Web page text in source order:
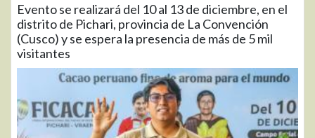
Evento se realizará del 10 al 13 de diciembre, en el
distrito de Pichari, provincia de La Convención
(Cusco) y se espera la presencia de más de 5 mil
visitantes